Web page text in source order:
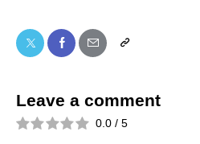
Leave a comment
0.0 / 5